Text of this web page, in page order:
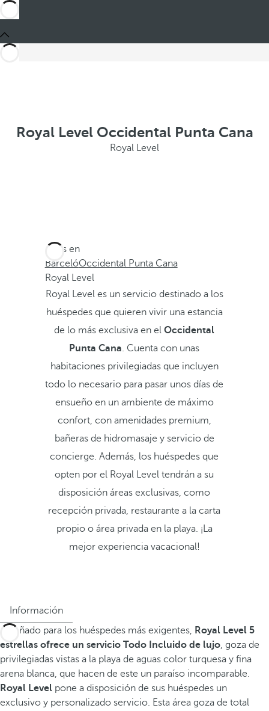
Royal Level Occidental Punta Cana
Royal Level
Estás en
BarcelóOccidental Punta Cana
Royal Level
Royal Level es un servicio destinado a los
huéspedes que quieren vivir una estancia
de lo más exclusiva en elOccidental
Punta Cana. Cuenta con unas
habitaciones privilegiadas que incluyen
todo lo necesario para pasar unos días de
ensueño en un ambiente de máximo
confort, con amenidades premium,
bañeras de hidromasaje y servicio de
concierge. Además, los huéspedes que
opten por el Royal Level tendrán a su
disposición áreas exclusivas, como
recepción privada, restaurante a la carta
propio o área privada en la playa. ¡La
mejor experiencia vacacional!
Información
Diseñado para los huéspedes más exigentes, Royal Level 5
estrellas ofrece un servicio Todo Incluido de lujo, goza de
privilegiadas vistas a la playa de aguas color turquesa y fina
arena blanca, que hacen de este un paraíso incomparable.
Royal Level pone a disposición de sus huéspedes un
exclusivo y personalizado servicio. Esta área goza de total